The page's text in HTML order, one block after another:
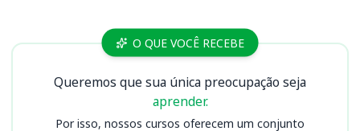
Cursos UFPI (PI)O QUE VOCÊ RECEBE
Queremos que sua única preocupação seja
aprender.
Por isso, nossos cursos oferecem um conjunto